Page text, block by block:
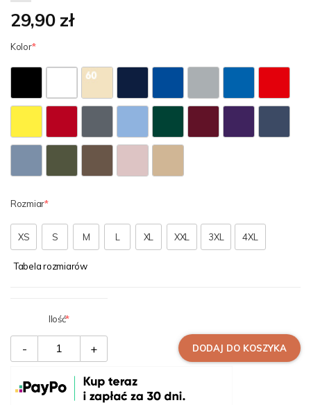
29,90 zł
Kolor
Rozmiar
XS S M L XL XXL 3XL 4XL
Tabela rozmiarów
Ilość
- + DODAJ DO KOSZYKA